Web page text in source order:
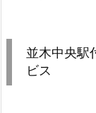
並木中央駅
ビス